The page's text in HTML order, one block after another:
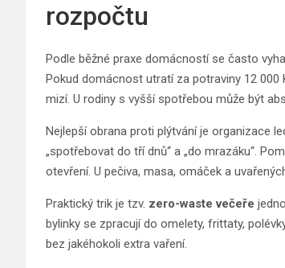
rozpočtu
Podle běžné praxe domácností se často
Pokud domácnost utratí za potraviny 12 000
mizí. U rodiny s vyšší spotřebou může být
Nejlepší obrana proti plýtvání je organizace
„spotřebovat do tří dnů“ a „do mrazáku“.
otevření. U pečiva, masa, omáček a
Praktický trik je tzv. zero-waste večeře
bylinky se zpracují do omelety, frittaty,
bez jakéhokoli extra vaření.